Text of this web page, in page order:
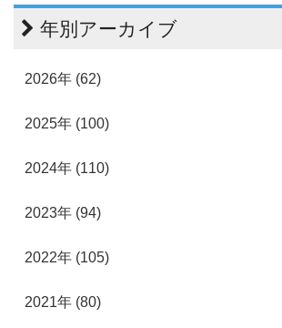
年別アーカイブ
2026年 (62)
2025年 (100)
2024年 (110)
2023年 (94)
2022年 (105)
2021年 (80)